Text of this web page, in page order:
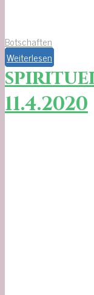
Botschaften
Weiterlesen
11.4.2020